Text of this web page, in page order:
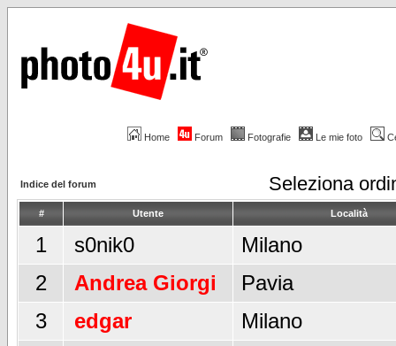
Home Forum Fotografie Le mie foto
Indice del forum Seleziona
# Utente Località
1 s0nik0
Milano
2
Andrea Giorgi
Pavia
3
edgar
Milano